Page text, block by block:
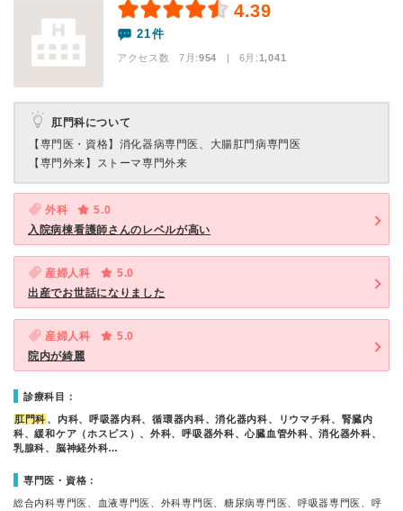
4.39
21件
アクセス数 7月:954 | 6月:1,041
肛門科について
【専門医・資格】 消化器病専門医、大腸肛門病専門医
【専門外来】 ストーマ専門外来
外科
5.0
入院病棟看護師さんのレベルが高い
産婦人科
5.0
出産でお世話になりました
産婦人科
5.0
院内が綺麗
診療科目：
肛門科 、内科、呼吸器内科、循環器内科、消化器内科、リウマチ科、腎臓内
科、緩和ケア（ホスピス）、外科、呼吸器外科、心臓血管外科、消化器外科、
乳腺科、脳神経外科…
専門医・資格：
総合内科専門医、血液専門医、外科専門医、糖尿病専門医、呼吸器専門医、呼